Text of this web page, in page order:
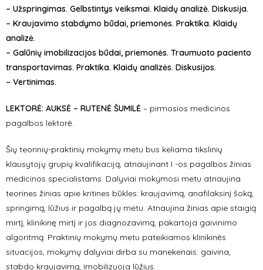
– Užspringimas. Gelbstintys veiksmai. Klaidų analizė. Diskusija.
– Kraujavimo stabdymo būdai, priemonės. Praktika. Klaidų
analizė.
– Galūnių imobilizacijos būdai, priemonės. Traumuoto paciento
transportavimas. Praktika. Klaidų analizės. Diskusijos.
– Vertinimas.
LEKTORĖ: AUKSĖ – RUTENĖ ŠUMILĖ – pirmosios medicinos
pagalbos lektorė.
Šių teorinių-praktinių mokymų metu bus keliama tikslinių
klausytojų grupių kvalifikaciją, atnaujinant I -os pagalbos žinias
medicinos specialistams. Dalyviai mokymosi metu atnaujina
teorines žinias apie kritines būkles: kraujavimą, anafilaksinį šoką,
springimą, lūžius ir pagalbą jų metu. Atnaujina žinias apie staigią
mirtį, klinikinę mirtį ir jos diagnozavimą, pakartoja gaivinimo
algoritmą. Praktinių mokymų metu pateikiamos klinikinės
situacijos, mokymų dalyviai dirba su manekenais: gaivina,
stabdo kraujavimą, imobilizuoja lūžius.